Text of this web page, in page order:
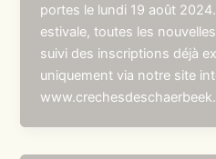
portes le lundi 19 août
estivale, toutes les
suivi des inscriptions déjà
uniquement via notre site